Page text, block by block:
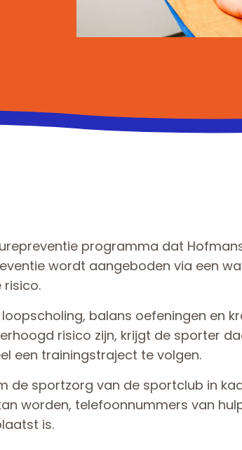
programma dat
wordt aangeboden via een
balans oefeningen en
risico zijn, krijgt de sporter
een trainingstraject te volgen.
sportzorg van de sportclub in
worden, telefoonnummers van
is.